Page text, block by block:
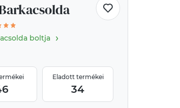
boltja
›
Eladott termékei
34